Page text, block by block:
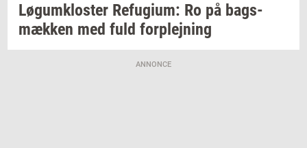
Løgum­klo­ster Re­fu­gi­um: Ro på bags­
mæk­ken med fuld for­plej­ning
ANNONCE